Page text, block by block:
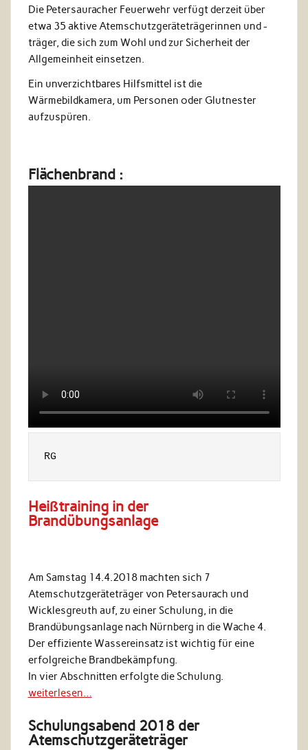
Die Petersauracher Feuerwehr verfügt derzeit über
etwa 35 aktive Atemschutzgeräteträgerinnen und -
träger, die sich zum Wohl und zur Sicherheit der
Allgemeinheit einsetzen.
Ein unverzichtbares Hilfsmittel ist die
Wärmebildkamera, um Personen oder Glutnester
aufzuspüren.
Flächenbrand :
RG
Heißtraining in der
Brandübungsanlage
Am Samstag 14.4.2018 machten sich 7
Atemschutzgeräteträger von Petersaurach und
Wicklesgreuth auf, zu einer Schulung, in die
Brandübungsanlage nach Nürnberg in die Wache 4.
Der effiziente Wassereinsatz ist wichtig für eine
erfolgreiche Brandbekämpfung.
In vier Abschnitten erfolgte die Schulung.
weiterlesen…
Schulungsabend 2018 der
Atemschutzgeräteträger